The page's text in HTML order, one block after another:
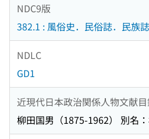
NDC9版
382.1 : 風俗史．民俗誌．民族誌
NDLC
GD1
近現代日本政治関係人物文献
柳田国男（1875-1962） 別名